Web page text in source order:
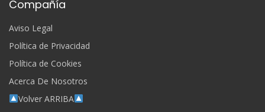
Compañía
Aviso Legal
Política de Privacidad
Política de Cookies
Acerca De Nosotros
Volver ARRIBA